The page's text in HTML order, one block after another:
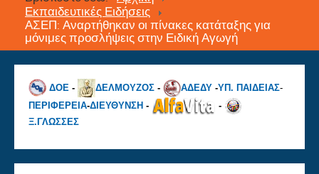
Εκπαιδευτικές Ειδήσεις
ΑΣΕΠ: Αναρτήθηκαν οι πίνακες κατάταξης για
μόνιμες προσλήψεις στην Ειδική Αγωγή
ΔΟΕ - ΔΕΛΜΟΥΖΟΣ - ΑΔΕΔΥ -ΥΠ. ΠΑΙΔΕΙΑΣ-
ΠΕΡΙΦΕΡΕΙΑ-ΔΙΕΥΘΥΝΣΗ -
-
Ξ.ΓΛΩΣΣΕΣ